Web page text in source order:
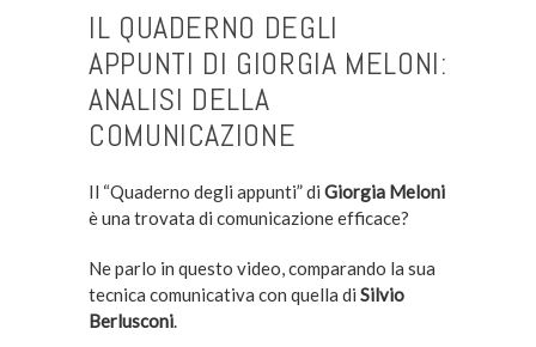
IL QUADERNO DEGLI
APPUNTI DI GIORGIA MELONI:
ANALISI DELLA
COMUNICAZIONE
Il “Quaderno degli appunti” di Giorgia Meloni
è una trovata di comunicazione efficace?
Ne parlo in questo video, comparando la sua
tecnica comunicativa con quella di Silvio
Berlusconi.